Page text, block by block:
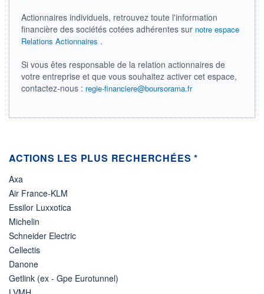
10.04.24 / 21:57:15
ÉLIGIBILITÉ
Boursobank
+ PORTEFEUILLE
Actionnaires individuels, retrouvez toute l'information
financière des sociétés cotées adhérentes sur notre espace
Relations Actionnaires .
Si vous êtes responsable de la relation actionnaires de
votre entreprise et que vous souhaitez activer cet espace,
contactez-nous : regie-financiere@boursorama.fr
ACTIONS LES PLUS RECHERCHÉES *
Axa
Air France-KLM
Essilor Luxxotica
Michelin
Schneider Electric
Cellectis
Danone
Getlink (ex - Gpe Eurotunnel)